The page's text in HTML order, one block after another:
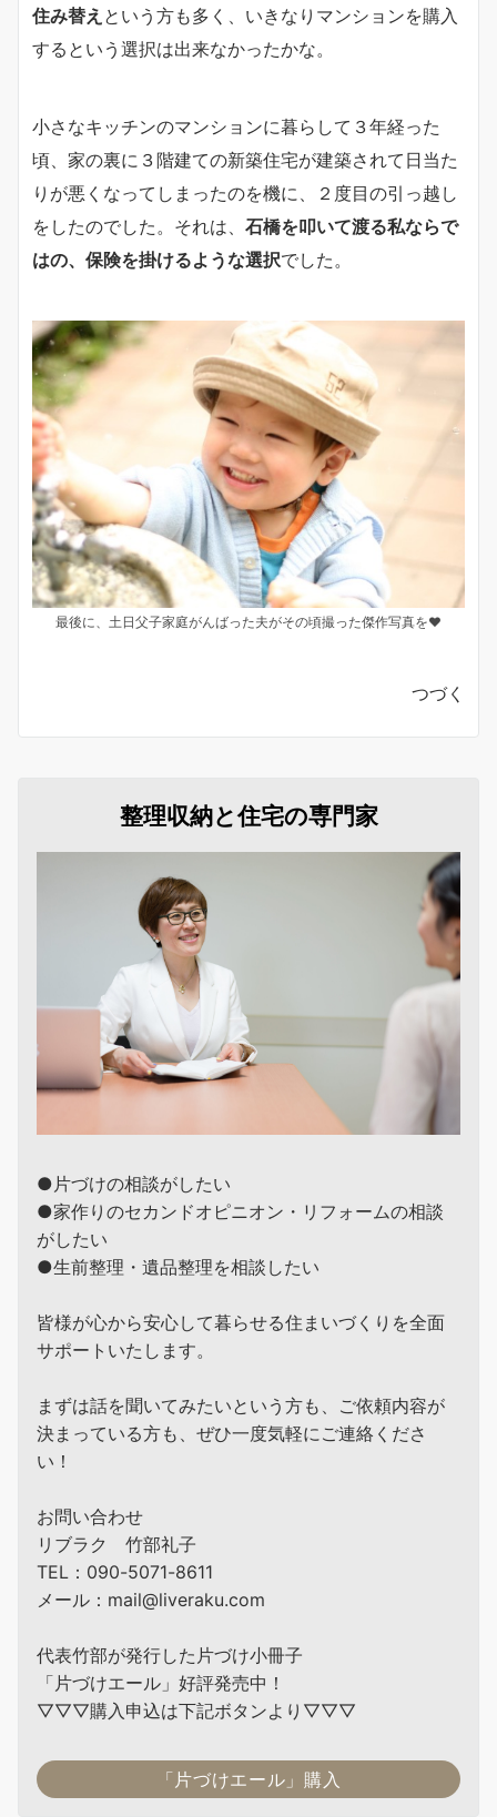
住み替え という方も多く、いきなりマンションを購入
するという選択は出来なかったかな。
小さなキッチンのマンションに暮らして３年経った
頃、家の裏に３階建ての新築住宅が建築されて日当た
りが悪くなってしまったのを機に、２度目の引っ越し
をしたのでした。それは、 石橋を叩いて渡る私ならで
はの、保険を掛けるような選択でした。
最後に、土日父子家庭がんばった夫がその頃撮った傑作写真を♥
つづく
整理収納と住宅の専門家
●片づけの相談がしたい
●家作りのセカンドオピニオン・リフォームの相談
がしたい
●生前整理・遺品整理を相談したい
皆様が心から安心して暮らせる住まいづくりを全面
サポートいたします。
まずは話を聞いてみたいという方も、ご依頼内容が
決まっている方も、ぜひ一度気軽にご連絡くださ
い！
お問い合わせ
リブラク 竹部礼子
TEL：090-5071-8611
メール：mail@liveraku.com
代表竹部が発行した片づけ小冊子
「片づけエール」好評発売中！
▽▽▽購入申込は下記ボタンより▽▽▽
「片づけエール」購入